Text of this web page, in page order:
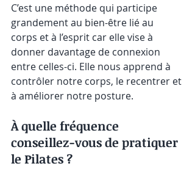
C’est une méthode qui participe
grandement au bien-être lié au
corps et à l’esprit car elle vise à
donner davantage de connexion
entre celles-ci. Elle nous apprend à
contrôler notre corps, le recentrer et
à améliorer notre posture.
À quelle fréquence
conseillez-vous de pratiquer
le Pilates ?